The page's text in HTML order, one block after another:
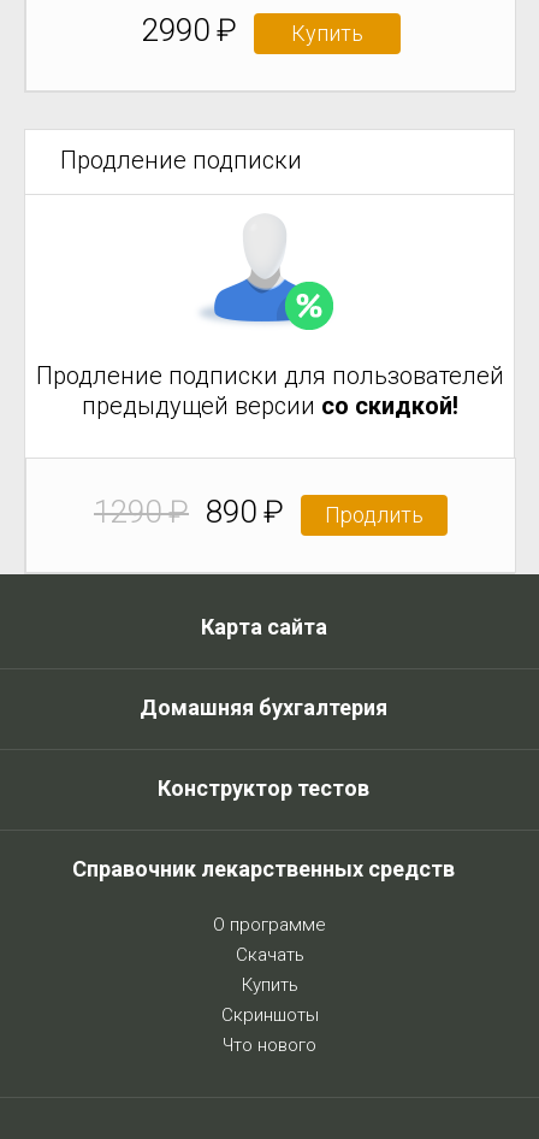
2990 ₽ Купить
Продление подписки
Продление подписки для пользователей
предыдущей версии со скидкой!
1290 ₽ 890 ₽ Продлить
Карта сайта
Домашняя бухгалтерия
Конструктор тестов
Справочник лекарственных средств
О программе
Скачать
Купить
Скриншоты
Что нового